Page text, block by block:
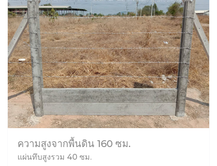
ความสูงจากพื้นดิน 160 ซม.
แผ่นทึบสูงรวม 40 ซม.